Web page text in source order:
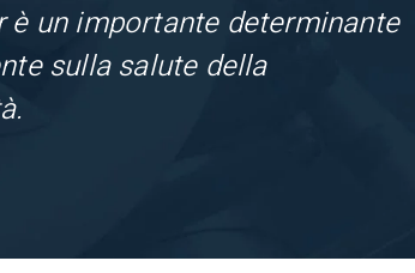
è un importante determinante
sulla salute della